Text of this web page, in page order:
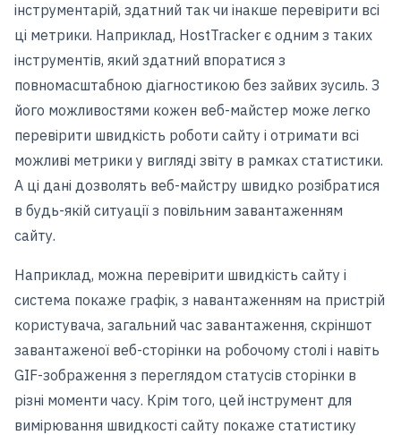
інструментарій, здатний так чи інакше перевірити всі
ці метрики. Наприклад, HostTracker є одним з таких
інструментів, який здатний впоратися з
повномасштабною діагностикою без зайвих зусиль. З
його можливостями кожен веб-майстер може легко
перевірити швидкість роботи сайту і отримати всі
можливі метрики у вигляді звіту в рамках статистики.
А ці дані дозволять веб-майстру швидко розібратися
в будь-якій ситуації з повільним завантаженням
сайту.
Наприклад, можна перевірити швидкість сайту і
система покаже графік, з навантаженням на пристрій
користувача, загальний час завантаження, скріншот
завантаженої веб-сторінки на робочому столі і навіть
GIF-зображення з переглядом статусів сторінки в
різні моменти часу. Крім того, цей інструмент для
вимірювання швидкості сайту покаже статистику